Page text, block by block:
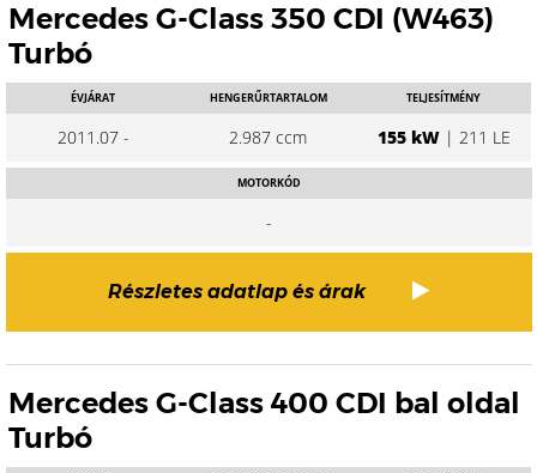
Mercedes G-Class 350 CDI (W463)
Turbó
ÉVJÁRAT
2011.07 -
HENGERŰRTARTALOM
2.987 ccm
TELJESÍTMÉNY
155 kW| 211 LE
MOTORKÓD
-
Részletes adatlap és árak
Mercedes G-Class 400 CDI bal oldal
Turbó